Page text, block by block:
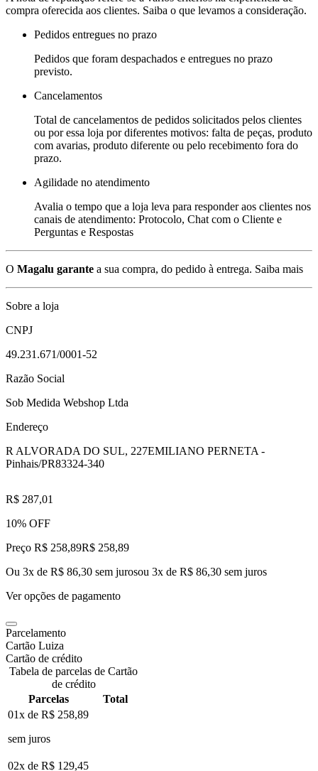
compra oferecida aos clientes. Saiba o que levamos a consideração.
Pedidos entregues no prazo
Pedidos que foram despachados e entregues no prazo
previsto.
Cancelamentos
Total de cancelamentos de pedidos solicitados pelos clientes
ou por essa loja por diferentes motivos: falta de peças, produto
com avarias, produto diferente ou pelo recebimento fora do
prazo.
Agilidade no atendimento
Avalia o tempo que a loja leva para responder aos clientes nos
canais de atendimento: Protocolo, Chat com o Cliente e
Perguntas e Respostas
O Magalu garante a sua compra, do pedido à entrega. Saiba mais
Sobre a loja
CNPJ
49.231.671/0001-52
Razão Social
Sob Medida Webshop Ltda
Endereço
R ALVORADA DO SUL, 227EMILIANO PERNETA -
Pinhais/PR83324-340
R$ 287,01
10% OFF
Preço R$ 258,89R$ 258,89
Ou 3x de R$ 86,30 sem jurosou 3x de R$ 86,30 sem juros
Ver opções de pagamento
Parcelamento
Cartão Luiza
Cartão de crédito
Tabela de parcelas de Cartão
de crédito
Parcelas
Total
01x de R$ 258,89
sem juros
02x de R$ 129,45